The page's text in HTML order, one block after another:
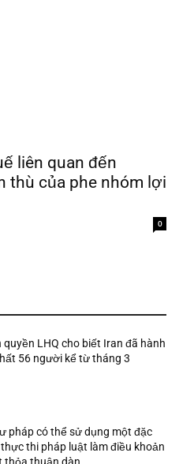
liên quan đến
thù của phe nhóm lợi
0
quyền LHQ cho biết Iran đã hành
56 người kể từ tháng 3
pháp có thể sử dụng một đặc
thi pháp luật làm điều khoản
thuận dàn...